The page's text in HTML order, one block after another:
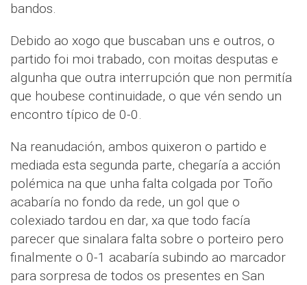
bandos.
Debido ao xogo que buscaban uns e outros, o
partido foi moi trabado, con moitas desputas e
algunha que outra interrupción que non permitía
que houbese continuidade, o que vén sendo un
encontro típico de 0-0.
Na reanudación, ambos quixeron o partido e
mediada esta segunda parte, chegaría a acción
polémica na que unha falta colgada por Toño
acabaría no fondo da rede, un gol que o
colexiado tardou en dar, xa que todo facía
parecer que sinalara falta sobre o porteiro pero
finalmente o 0-1 acabaría subindo ao marcador
para sorpresa de todos os presentes en San